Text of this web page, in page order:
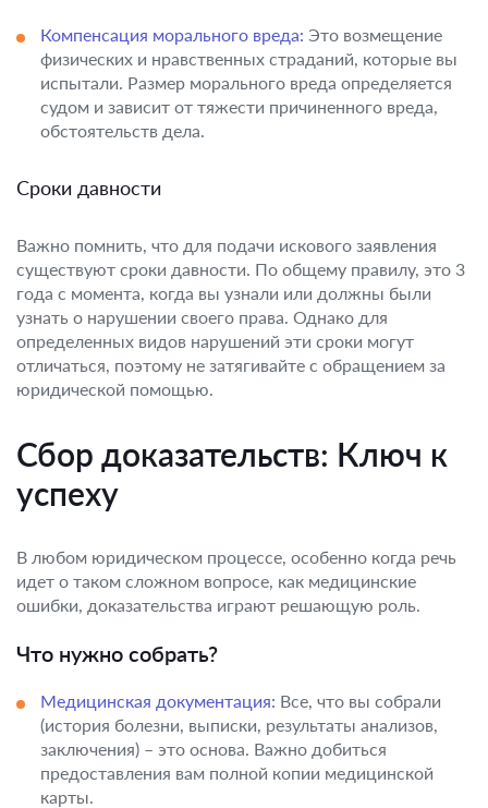
Компенсация морального вреда: Это возмещение
физических и нравственных страданий, которые вы
испытали. Размер морального вреда определяется
судом и зависит от тяжести причиненного вреда,
обстоятельств дела.
Сроки давности
Важно помнить, что для подачи искового заявления
существуют сроки давности. По общему правилу, это 3
года с момента, когда вы узнали или должны были
узнать о нарушении своего права. Однако для
определенных видов нарушений эти сроки могут
отличаться, поэтому не затягивайте с обращением за
юридической помощью.
Сбор доказательств: Ключ к
успеху
В любом юридическом процессе, особенно когда речь
идет о таком сложном вопросе, как медицинские
ошибки, доказательства играют решающую роль.
Что нужно собрать?
Медицинская документация: Все, что вы собрали
(история болезни, выписки, результаты анализов,
заключения) – это основа. Важно добиться
предоставления вам полной копии медицинской
карты.